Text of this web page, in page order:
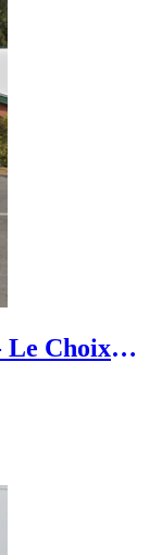
Le Choix